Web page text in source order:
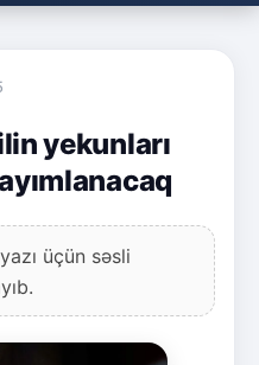
yekunları
üçün səsli